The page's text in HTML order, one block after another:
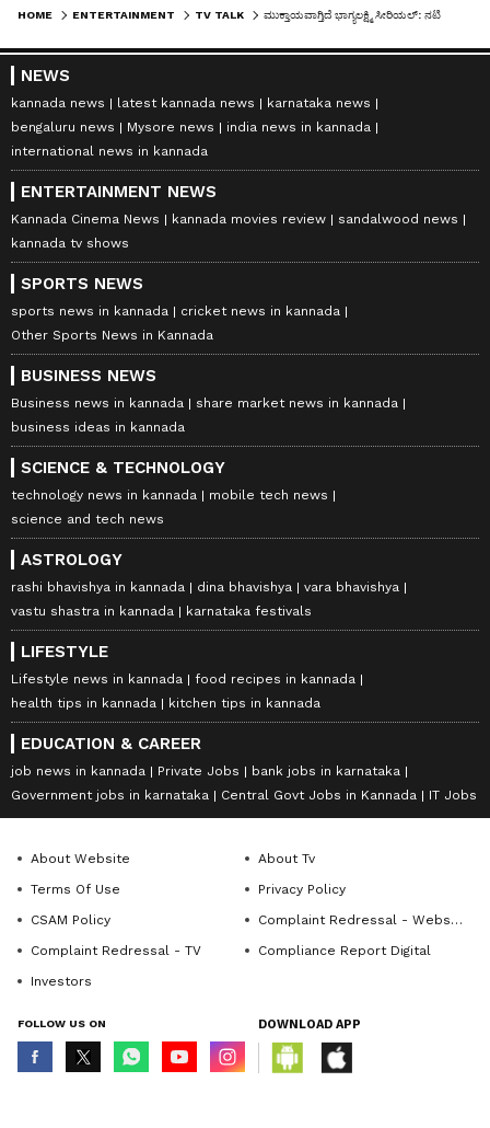
HOME ENTERTAINMENT TV TALK
NEWS
kannada news latest kannada news
karnataka news
bengaluru news
Mysore news
india news in kannada
international news in kannada
ENTERTAINMENT NEWS
Kannada Cinema News kannada movies review
sandalwood news
kannada tv shows
SPORTS NEWS
sports news in kannada
cricket news in kannada
Other Sports News in Kannada
BUSINESS NEWS
Business news in kannada
share market news in kannada
business ideas in kannada
SCIENCE & TECHNOLOGY
technology news in kannada
mobile tech news
science and tech news
ASTROLOGY
rashi bhavishya in kannada dina bhavishya
vara bhavishya
vastu shastra in kannada
karnataka festivals
LIFESTYLE
Lifestyle news in kannada
food recipes in kannada
health tips in kannada
kitchen tips in kannada
EDUCATION & CAREER
job news in kannada Private Jobs
bank jobs in karnataka
Government jobs in karnataka
Central Govt Jobs in Kannada IT Jobs
About Website
About Tv
Terms Of Use
Privacy Policy
CSAM Policy
Complaint Redressal - Website
Complaint Redressal - TV
Compliance Report Digital
Investors
FOLLOW US ON DOWNLOAD APP